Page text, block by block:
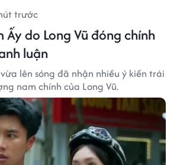
trước
Ấy do Long Vũ đóng chính
luận
lên sóng đã nhận nhiều ý kiến trái
nam chính của Long Vũ.